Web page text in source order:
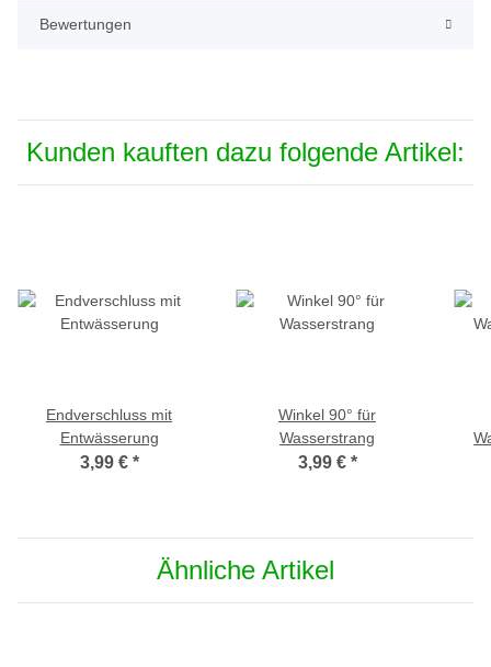
Bewertungen
Kunden kauften dazu folgende Artikel:
Endverschluss mit
Entwässerung
3,99 € *
Winkel 90° für
Wasserstrang
3,99 € *
Ähnliche Artikel